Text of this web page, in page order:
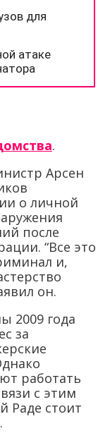
.
Арсен
о личной
после
“Все это
и,
он.
2009 года
за
работать
с этим
Раде стоит